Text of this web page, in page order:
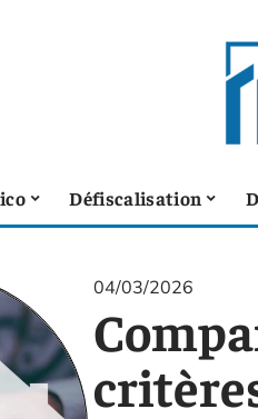
Défiscalisation
04/03/2026